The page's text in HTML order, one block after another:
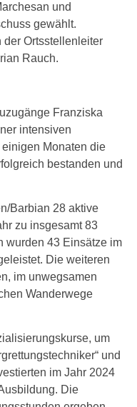
und
gewählt.
der Ortsstellenleiter
Rauch.
Franziska
intensiven
Monaten die
bestanden und
Barbian 28 aktive
zu insgesamt 83
wurden 43 Einsätze im
Die weiteren
im unwegsamen
Wanderwege
um
und
im Jahr 2024
Die